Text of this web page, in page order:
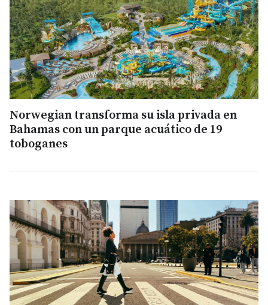
Norwegian transforma su isla privada en
Bahamas con un parque acuático de 19
toboganes